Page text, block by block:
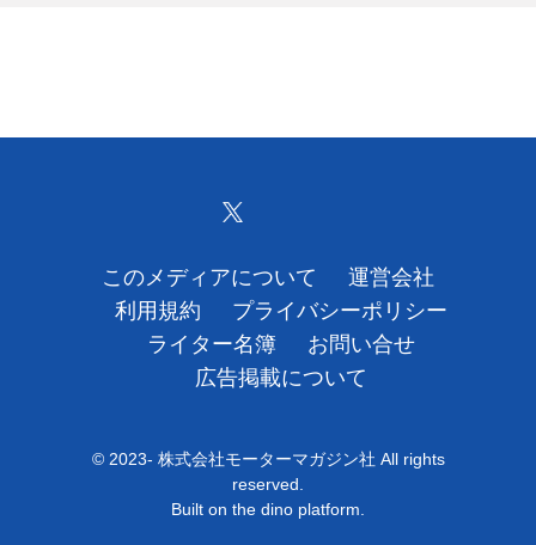
このメディアについて
運営会社
利用規約
プライバシーポリシー
ライター名簿
お問い合せ
広告掲載について
© 2023- 株式会社モーターマガジン社 All rights
reserved.
Built on the dino platform.